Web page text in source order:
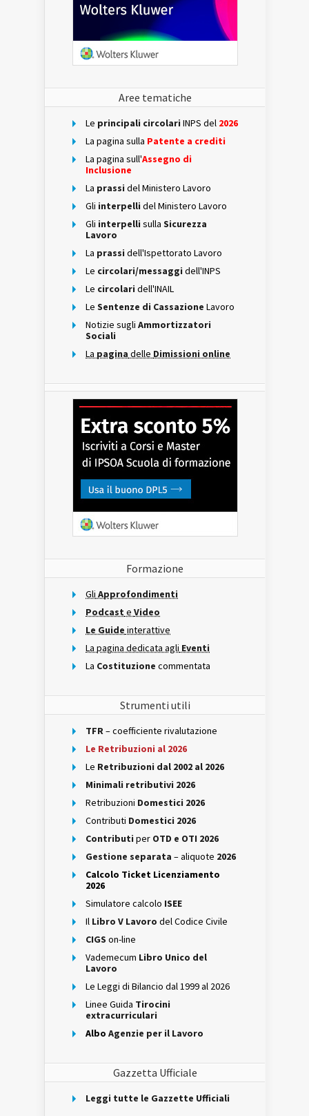
Aree tematiche
Le principali circolari INPS del 2026
La pagina sulla Patente a crediti
La pagina sull'Assegno di
Inclusione
La prassi del Ministero Lavoro
Gli interpelli del Ministero Lavoro
Gli interpelli sulla Sicurezza
Lavoro
La prassi dell'Ispettorato Lavoro
Le circolari/messaggi dell'INPS
Le circolari dell'INAIL
Le Sentenze di Cassazione Lavoro
Notizie sugli Ammortizzatori
Sociali
La pagina delle Dimissioni online
Formazione
Gli Approfondimenti
Podcast e Video
Le Guide interattive
La pagina dedicata agli Eventi
La Costituzione commentata
Strumenti utili
TFR– coefficiente rivalutazione
Le Retribuzioni al 2026
Le Retribuzioni dal 2002 al 2026
Minimali retributivi 2026
Retribuzioni Domestici 2026
Contributi Domestici 2026
Contributi per OTD e OTI 2026
Gestione separata – aliquote 2026
Calcolo Ticket Licenziamento
2026
Simulatore calcolo ISEE
Il Libro V Lavoro del Codice Civile
CIGS on-line
Vademecum Libro Unico del
Lavoro
Le Leggi di Bilancio dal 1999 al 2026
Linee Guida Tirocini
extracurriculari
Albo Agenzie per il Lavoro
Gazzetta Ufficiale
Leggi tutte le Gazzette Ufficiali